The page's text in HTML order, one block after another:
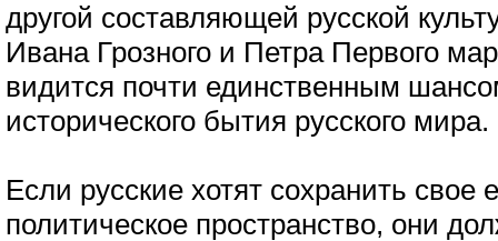
другой составляющей русской
Ивана Грозного и Петра Первого
видится почти единственным
исторического бытия русского мира.
Если русские хотят сохранить свое
политическое пространство, они